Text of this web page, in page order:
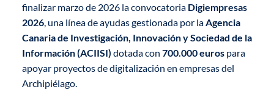
finalizar marzo de 2026 la convocatoria Digiempresas
2026, una línea de ayudas gestionada por la Agencia
Canaria de Investigación, Innovación y Sociedad de la
Información (ACIISI) dotada con 700.000 eurospara
apoyar proyectos de digitalización en empresas del
Archipiélago.